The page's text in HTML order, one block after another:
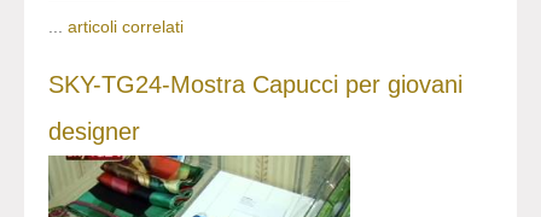
articoli correlati
SKY-TG24-Mostra Capucci per giovani
designer